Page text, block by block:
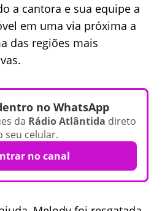
a cantora e sua equipe a
em uma via próxima a
das regiões mais
no WhatsApp
da Rádio Atlântida direto
seu celular.
no canal